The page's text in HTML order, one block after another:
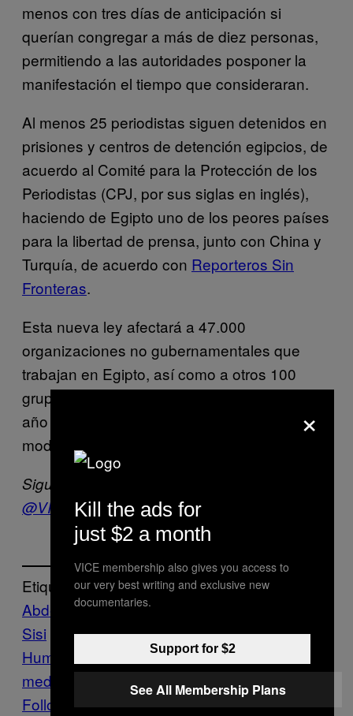
menos con tres días de anticipación si
querían congregar a más de diez personas,
permitiendo a las autoridades posponer la
manifestación el tiempo que consideraran.
Al menos 25 periodistas siguen detenidos en
prisiones y centros de detención egipcios, de
acuerdo al Comité para la Protección de los
Periodistas (CPJ, por sus siglas en inglés),
haciendo de Egipto uno de los peores países
para la libertad de prensa, junto con China y
Turquía, de acuerdo con Reporteros Sin
Fronteras.
Esta nueva ley afectará a 47.000
organizaciones no gubernamentales que
trabajan en Egipto, así como a otros 100
grupos internacionales; todos ellos tienen un
año para cumplir con la legislación, o de otro
modo serán disueltas.
Sigue a VICE News en español en Twitter:
@VICENewsES
Etiquetado:
Abdel Fattah al-
Sisi
activistas africa Derechos
Humanos
injusticias ONG
medio
VICE News
Follow Us On Discover
×
Kill the ads for
just $2 a month
VICE membership also gives you access to
our very best writing and exclusive new
documentaries.
Support for $2
See All Membership Plans